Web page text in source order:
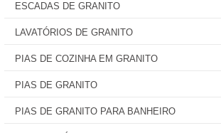
ESCADAS DE GRANITO
LAVATÓRIOS DE GRANITO
PIAS DE COZINHA EM GRANITO
PIAS DE GRANITO
PIAS DE GRANITO PARA BANHEIRO